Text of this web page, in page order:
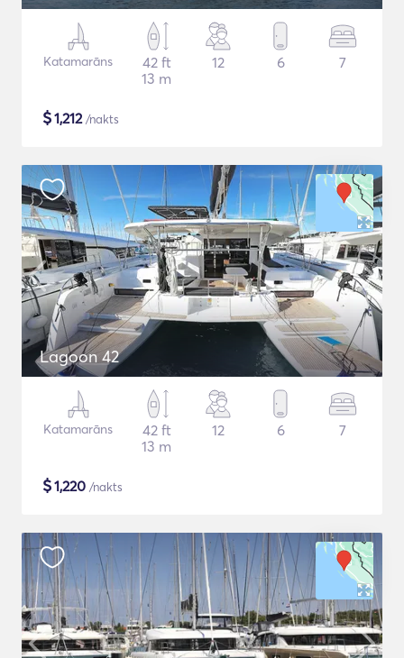
Katamarāns
42 ft
13 m
12 6 7
$1,212/nakts
Lagoon 42
Katamarāns
42 ft
13 m
12 6 7
$1,220 /nakts